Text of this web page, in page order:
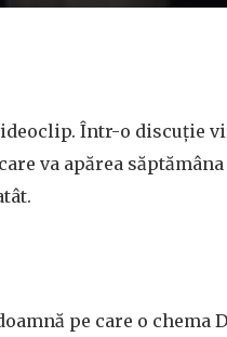
Într-o discuție
va apărea
pe care o chema